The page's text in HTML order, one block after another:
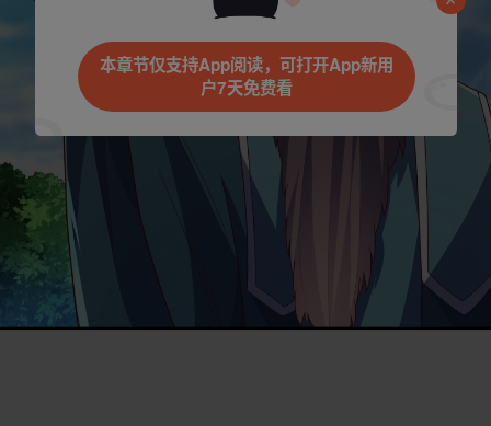
本章节仅支持App阅读，可打开App新用
户7天免费看
是否前往腾漫App继续阅读
立即前往